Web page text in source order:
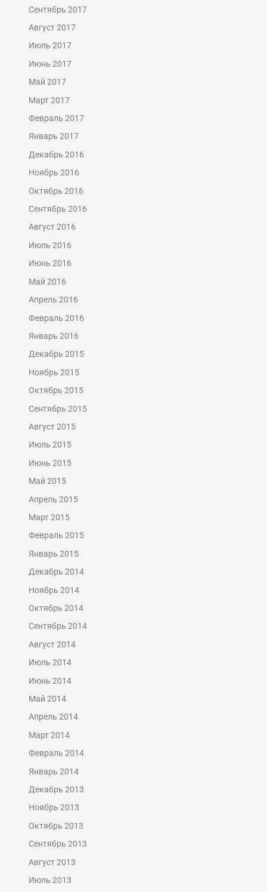
Сентябрь 2017
Август 2017
Июль 2017
Июнь 2017
Май 2017
Март 2017
Февраль 2017
Январь 2017
Декабрь 2016
Ноябрь 2016
Октябрь 2016
Сентябрь 2016
Август 2016
Июль 2016
Июнь 2016
Май 2016
Апрель 2016
Февраль 2016
Январь 2016
Декабрь 2015
Ноябрь 2015
Октябрь 2015
Сентябрь 2015
Август 2015
Июль 2015
Июнь 2015
Май 2015
Апрель 2015
Март 2015
Февраль 2015
Январь 2015
Декабрь 2014
Ноябрь 2014
Октябрь 2014
Сентябрь 2014
Август 2014
Июль 2014
Июнь 2014
Май 2014
Апрель 2014
Март 2014
Февраль 2014
Январь 2014
Декабрь 2013
Ноябрь 2013
Октябрь 2013
Сентябрь 2013
Август 2013
Июль 2013